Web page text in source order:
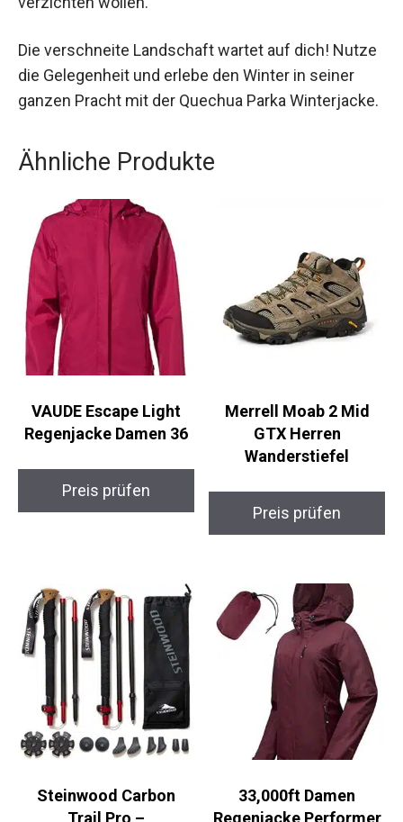
Nutze die Gelegenheit und erlebe den Winter in
seiner ganzen Pracht mit der Quechua Parka
Winterjacke.
Ähnliche Produkte
VAUDE Escape Light
Regenjacke Damen 36
Preis prüfen
Merrell Moab 2 Mid
GTX Herren
Wanderstiefel
Preis prüfen
Steinwood Carbon
Trail Pro –
33,000ft Damen
Regenjacke Performer